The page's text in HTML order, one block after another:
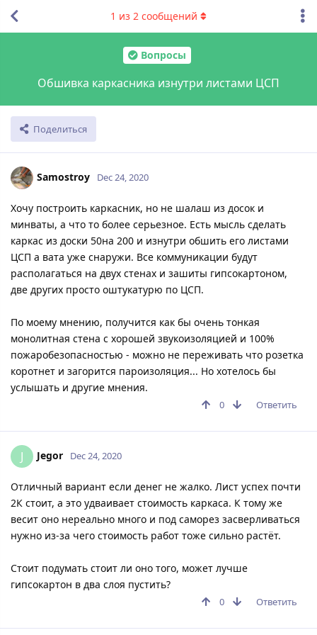
Вопросы
Обшивка каркасника изнутри листами ЦСП
Поделиться
1 из 2 сообщений
Samostroy Dec 24, 2020
Хочу построить каркасник, но не шалаш из досок и
минваты, а что то более серьезное. Есть мысль сделать
каркас из доски 50на 200 и изнутри обшить его листами
ЦСП а вата уже снаружи. Все коммуникации будут
располагаться на двух стенах и зашиты гипсокартоном,
две других просто оштукатурю по ЦСП.
По моему мнению, получится как бы очень тонкая
монолитная стена с хорошей звукоизоляцией и 100%
пожаробезопасностью - можно не переживать что розетка
коротнет и загорится пароизоляция... Но хотелось бы
услышать и другие мнения.
0 Ответить
J Jegor Dec 24, 2020
Отличный вариант если денег не жалко. Лист успех почти
2К стоит, а это удваивает стоимость каркаса. К тому же
весит оно нереально много и под саморез засверливаться
нужно из-за чего стоимость работ тоже сильно растёт.
Стоит подумать стоит ли оно того, может лучше
гипсокартон в два слоя пустить?
0 Ответить